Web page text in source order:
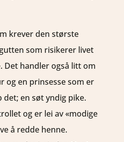
krever den største
som risikerer livet
handler også litt om
og en prinsesse som er
en søt yndig pike.
og er lei av «modige
å redde henne.